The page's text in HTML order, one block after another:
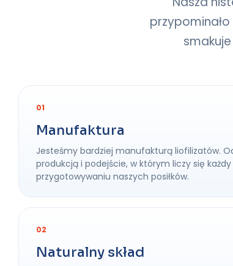
01
Manufaktura
Jesteśmy bardziej manufakturą liofilizatów.
produkcją i podejście, w którym liczy się
przygotowywaniu naszych posiłków.
02
Naturalny skład